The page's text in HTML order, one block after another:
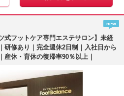
new
式フットケア専門エステサロン】未経
修あり｜完全週休2日制｜入社日から
休・育休の復帰率90％以上｜